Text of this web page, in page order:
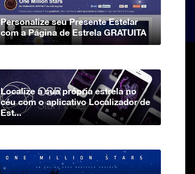
Personalize seu Presente Estelar
com a Página de Estrela GRATUITA
Localize a sua própria estrela no
céu com o aplicativo Localizador de
Est...